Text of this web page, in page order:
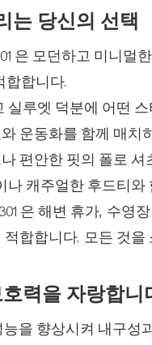
는 당신의 선택
은 모던하고 미니멀
합합니다.
루엣 덕분에 어떤
운동화를 함께 매치
편안한 핏의 폴로
캐주얼한 후드티와
은 해변 휴가, 수영
합합니다. 모든 것
력을 자랑합니
을 향상시켜 내구성